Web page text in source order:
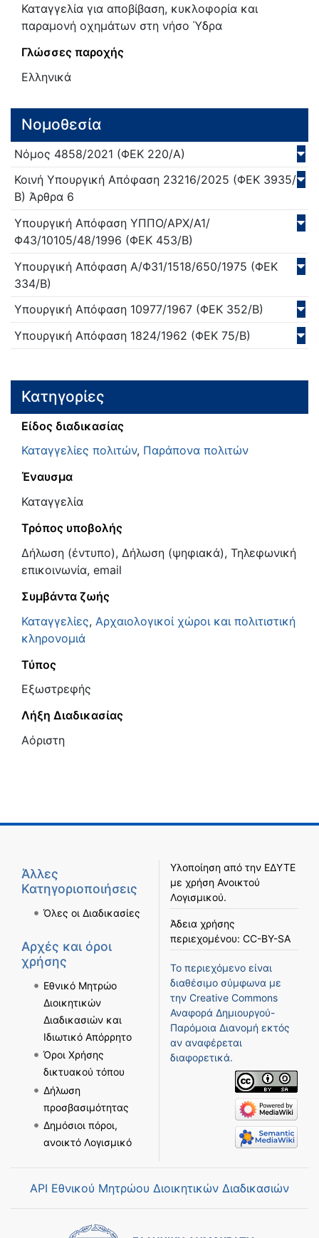
Καταγγελία για αποβίβαση, κυκλοφορία και
παραμονή οχημάτων στη νήσο Ύδρα
Γλώσσες παροχής
Ελληνικά
Νομοθεσία
Νόμος 4858/2021 (ΦΕΚ 220/Α)
Κοινή Υπουργική Απόφαση 23216/2025 (ΦΕΚ 3935/
Β) Άρθρα 6
Υπουργική Απόφαση ΥΠΠΟ/ΑΡΧ/Α1/
Φ43/10105/48/1996 (ΦΕΚ 453/Β)
Υπουργική Απόφαση Α/Φ31/1518/650/1975 (ΦΕΚ
334/Β)
Υπουργική Απόφαση 10977/1967 (ΦΕΚ 352/Β)
Υπουργική Απόφαση 1824/1962 (ΦΕΚ 75/Β)
Κατηγορίες
Είδος διαδικασίας
Καταγγελίες πολιτών, Παράπονα πολιτών
Έναυσμα
Καταγγελία
Τρόπος υποβολής
Δήλωση (έντυπο), Δήλωση (ψηφιακά), Τηλεφωνική
επικοινωνία, email
Συμβάντα ζωής
Καταγγελίες, Αρχαιολογικοί χώροι και πολιτιστική
κληρονομιά
Τύπος
Εξωστρεφής
Λήξη Διαδικασίας
Αόριστη
Άλλες
Κατηγοριοποιήσεις
Όλες οι Διαδικασίες
Αρχές και όροι
χρήσης
Εθνικό Μητρώο
Διοικητικών
Διαδικασιών και
Ιδιωτικό Απόρρητο
Όροι Χρήσης
δικτυακού τόπου
Δήλωση
προσβασιμότητας
Δημόσιοι πόροι,
ανοικτό Λογισμικό
Υλοποίηση από την ΕΔΥΤΕ
με χρήση Ανοικτού
Λογισμικού.
Άδεια χρήσης
περιεχομένου: CC-BY-SA
Το περιεχόμενο είναι
διαθέσιμο σύμφωνα με
την Creative Commons
Αναφορά Δημιουργού-
Παρόμοια Διανομή εκτός
αν αναφέρεται
διαφορετικά.
API Εθνικού Μητρώου Διοικητικών Διαδικασιών